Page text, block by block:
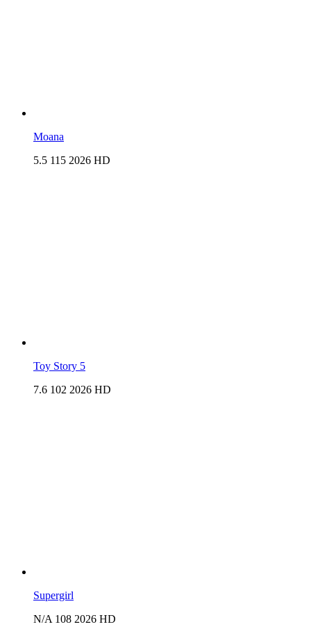
Moana
5.5 115 2026 HD
Toy Story 5
7.6 102 2026 HD
Supergirl
N/A 108 2026 HD